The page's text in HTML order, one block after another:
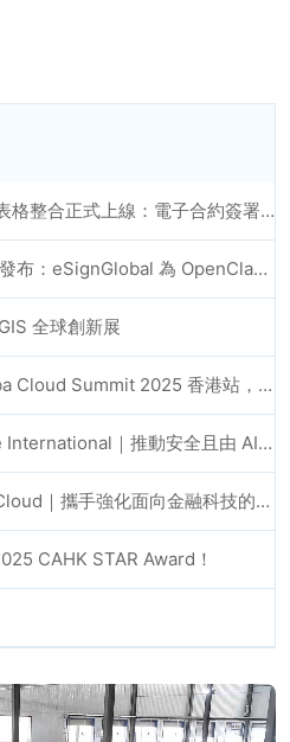
eSignGlobal與Lark多維表格整合正式上線：電子合約簽署歸檔全程自動化
'esign-automation' 技能發布：eSignGlobal 為 OpenClaw 提供自動化電子簽名能力
全球創新展
eSignGlobal 出席 Alibaba Cloud Summit 2025 香港站，推動 AI 驅動的雲端創新與數位信任發展
eSignGlobal × Antelope International｜推動安全且由 AI 驅動的數位化工作流程
eSignGlobal × Alibaba Cloud｜攜手強化面向金融科技的全球數位信任
CAHK STAR Award！